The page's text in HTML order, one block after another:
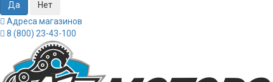
Адреса магазинов
8 (800) 23-43-100